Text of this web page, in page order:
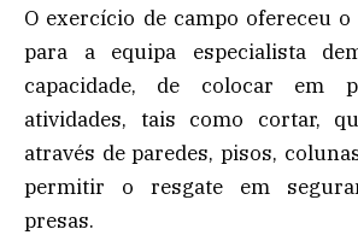
O exercício de campo ofereceu
para a equipa especialista
capacidade, de colocar em
atividades, tais como cortar,
através de paredes, pisos,
permitir o resgate em
presas.